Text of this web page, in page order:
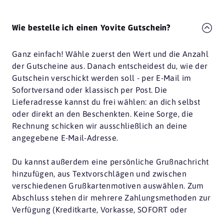
Wie bestelle ich einen Yovite Gutschein?
Ganz einfach! Wähle zuerst den Wert und die Anzahl
der Gutscheine aus. Danach entscheidest du, wie der
Gutschein verschickt werden soll - per E-Mail im
Sofortversand oder klassisch per Post. Die
Lieferadresse kannst du frei wählen: an dich selbst
oder direkt an den Beschenkten. Keine Sorge, die
Rechnung schicken wir ausschließlich an deine
angegebene E-Mail-Adresse.
Du kannst außerdem eine persönliche Grußnachricht
hinzufügen, aus Textvorschlägen und zwischen
verschiedenen Grußkartenmotiven auswählen. Zum
Abschluss stehen dir mehrere Zahlungsmethoden zur
Verfügung (Kreditkarte, Vorkasse, SOFORT oder